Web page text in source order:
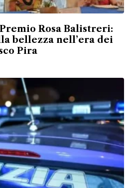
Rosa Balistreri:
bellezza nell’era dei
Pira